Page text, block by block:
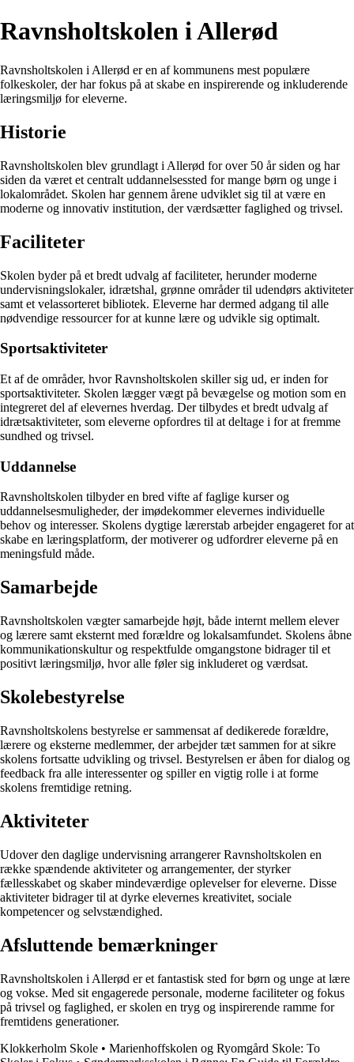
Ravnsholtskolen i Allerød
Ravnsholtskolen i Allerød er en af kommunens mest populære
folkeskoler, der har fokus på at skabe en inspirerende og inkluderende
læringsmiljø for eleverne.
Historie
Ravnsholtskolen blev grundlagt i Allerød for over 50 år siden og har
siden da været et centralt uddannelsessted for mange børn og unge i
lokalområdet. Skolen har gennem årene udviklet sig til at være en
moderne og innovativ institution, der værdsætter faglighed og trivsel.
Faciliteter
Skolen byder på et bredt udvalg af faciliteter, herunder moderne
undervisningslokaler, idrætshal, grønne områder til udendørs aktiviteter
samt et velassorteret bibliotek. Eleverne har dermed adgang til alle
nødvendige ressourcer for at kunne lære og udvikle sig optimalt.
Sportsaktiviteter
Et af de områder, hvor Ravnsholtskolen skiller sig ud, er inden for
sportsaktiviteter. Skolen lægger vægt på bevægelse og motion som en
integreret del af elevernes hverdag. Der tilbydes et bredt udvalg af
idrætsaktiviteter, som eleverne opfordres til at deltage i for at fremme
sundhed og trivsel.
Uddannelse
Ravnsholtskolen tilbyder en bred vifte af faglige kurser og
uddannelsesmuligheder, der imødekommer elevernes individuelle
behov og interesser. Skolens dygtige lærerstab arbejder engageret for at
skabe en læringsplatform, der motiverer og udfordrer eleverne på en
meningsfuld måde.
Samarbejde
Ravnsholtskolen vægter samarbejde højt, både internt mellem elever
og lærere samt eksternt med forældre og lokalsamfundet. Skolens åbne
kommunikationskultur og respektfulde omgangstone bidrager til et
positivt læringsmiljø, hvor alle føler sig inkluderet og værdsat.
Skolebestyrelse
Ravnsholtskolens bestyrelse er sammensat af dedikerede forældre,
lærere og eksterne medlemmer, der arbejder tæt sammen for at sikre
skolens fortsatte udvikling og trivsel. Bestyrelsen er åben for dialog og
feedback fra alle interessenter og spiller en vigtig rolle i at forme
skolens fremtidige retning.
Aktiviteter
Udover den daglige undervisning arrangerer Ravnsholtskolen en
række spændende aktiviteter og arrangementer, der styrker
fællesskabet og skaber mindeværdige oplevelser for eleverne. Disse
aktiviteter bidrager til at dyrke elevernes kreativitet, sociale
kompetencer og selvstændighed.
Afsluttende bemærkninger
Ravnsholtskolen i Allerød er et fantastisk sted for børn og unge at lære
og vokse. Med sit engagerede personale, moderne faciliteter og fokus
på trivsel og faglighed, er skolen en tryg og inspirerende ramme for
fremtidens generationer.
Klokkerholm Skole • Marienhoffskolen og Ryomgård Skole: To